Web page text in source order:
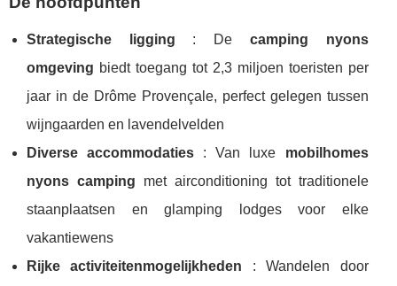
Strategische ligging : De camping nyons
omgeving biedt toegang tot 2,3 miljoen toeristen per
jaar in de Drôme Provençale, perfect gelegen tussen
wijngaarden en lavendelvelden
Diverse accommodaties : Van luxe mobilhomes
nyons camping met airconditioning tot traditionele
staanplaatsen en glamping lodges voor elke
vakantiewens
Rijke activiteitenmogelijkheden : Wandelen door